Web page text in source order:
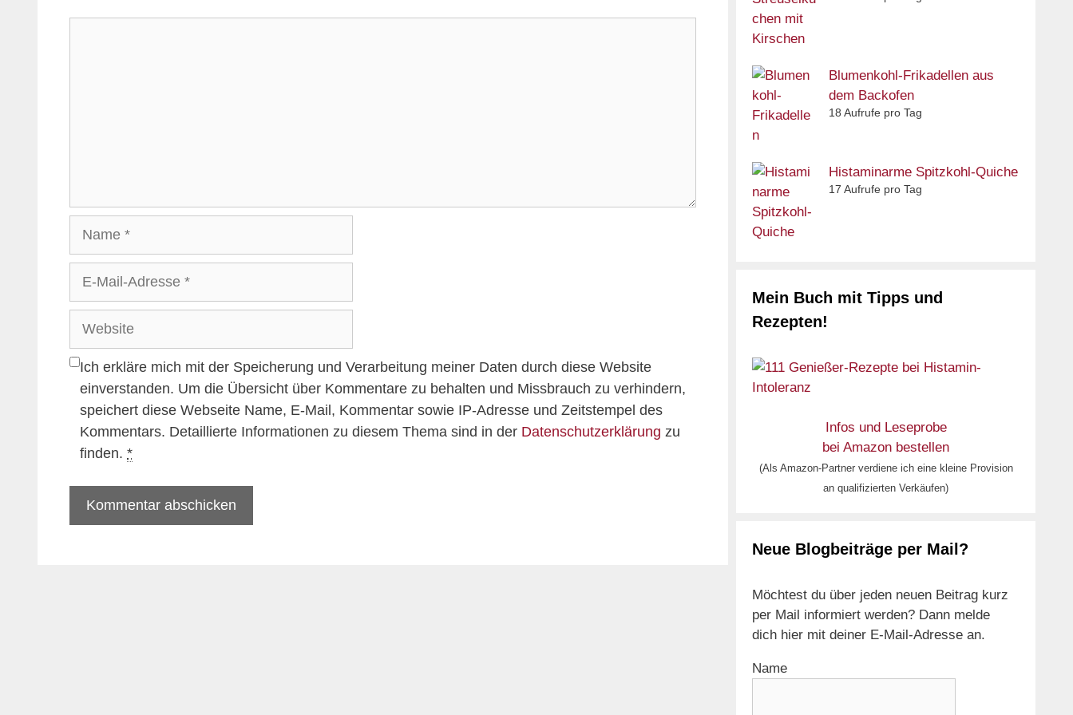
Adresse
Ich erkläre mich mit der Speicherung und Verarbeitung meiner Daten durch diese Website
einverstanden. Um die Übersicht über Kommentare zu behalten und Missbrauch zu verhindern,
speichert diese Webseite Name, E-Mail, Kommentar sowie IP-Adresse und Zeitstempel des
Kommentars. Detaillierte Informationen zu diesem Thema sind in der Datenschutzerklärung zu
finden. *
Blumenkohl-Frikadellen aus
dem Backofen
18 Aufrufe pro Tag
Histaminarme Spitzkohl-Quiche
17 Aufrufe pro Tag
Mein Buch mit Tipps und
Rezepten!
Infos und Leseprobe
bei Amazon bestellen
(Als Amazon-Partner verdiene ich eine kleine Provision
an qualifizierten Verkäufen)
Neue Blogbeiträge per Mail?
Möchtest du über jeden neuen Beitrag kurz
per Mail informiert werden? Dann melde
dich hier mit deiner E-Mail-Adresse an.
Name